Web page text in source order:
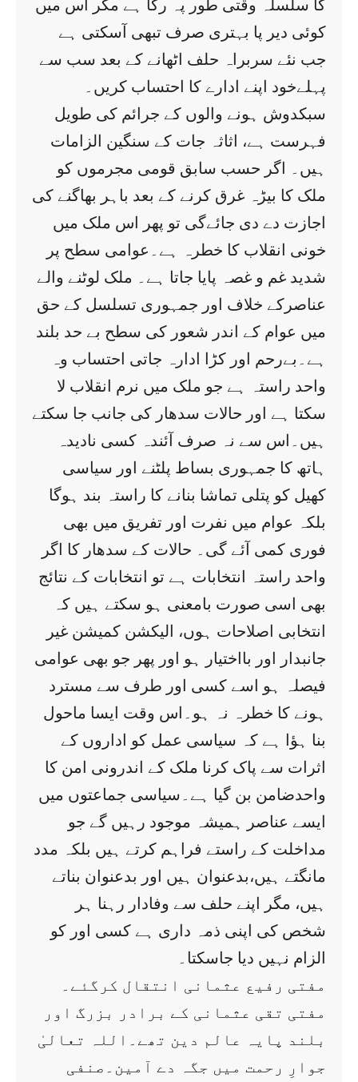
کا سلسلہ وقتی طور پہ رکا ہے مگر اس میں
کوئی دیر پا بہتری صرف تبھی آسکتی ہے
جب نئے سربراہ حلف اٹھانے کے بعد سب سے
پہلےخود اپنے ادارے کا احتساب کریں۔
سبکدوش ہونے والوں کے جرائم کی طویل
فہرست ہے، اثاثہ جات کے سنگین الزامات
ہیں۔ اگر حسب سابق قومی مجرموں کو
ملک کا بیڑہ غرق کرنے کے بعد باہر بھاگنے کی
اجازت دے دی جائےگی تو پھر اس ملک میں
خونی انقلاب کا خطرہ ہے۔عوامی سطح پر
شدید غم و غصہ پایا جاتا ہے۔ ملک لوٹنے والے
عناصرکے خلاف اور جمہوری تسلسل کے حق
میں عوام کے اندر شعور کی سطح بے حد بلند
ہے۔بےرحم اور کڑا ادارہ جاتی احتساب وہ
واحد راستہ ہے جو ملک میں نرم انقلاب لا
سکتا ہے اور حالات سدھار کی جانب جا سکتے
ہیں۔اس سے نہ صرف آئندہ کسی نادیدہ
ہاتھ کا جمہوری بساط پلٹنے اور سیاسی
کھیل کو پتلی تماشا بنانے کا راستہ بند ہوگا
بلکہ عوام میں نفرت اور تفریق میں بھی
فوری کمی آئے گی۔ حالات کے سدھار کا اگر
واحد راستہ انتخابات ہے تو انتخابات کے نتائج
بھی اسی صورت بامعنی ہو سکتے ہیں کہ
انتخابی اصلاحات ہوں، الیکشن کمیشن غیر
جانبدار اور بااختیار ہو اور پھر جو بھی عوامی
فیصلہ ہو اسے کسی اور طرف سے مسترد
ہونے کا خطرہ نہ ہو۔اس وقت ایسا ماحول
بنا ہؤا ہے کہ سیاسی عمل کو اداروں کے
اثرات سے پاک کرنا ملک کے اندرونی امن کا
واحدضامن بن گیا ہے۔سیاسی جماعتوں میں
ایسے عناصر ہمیشہ موجود رہیں گے جو
مداخلت کے راستے فراہم کرتے ہیں بلکہ مدد
مانگتے ہیں،بدعنوان ہیں اور بدعنوان بناتے
ہیں، مگر اپنے حلف سے وفادار رہنا ہر
شخص کی اپنی ذمہ داری ہے کسی اور کو
الزام نہیں دیا جاسکتا۔
مفتی رفیع عثمانی انتقال کرگئے۔
مفتی تقی عثمانی کے برادر بزرگ اور
بلند پایہ عالم دین تھے۔اللہ تعالیٰ
جوارِ رحمت میں جگہ دے آمین۔صنفی